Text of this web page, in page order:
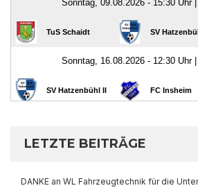
LETZTE BEITRÄGE
DANKE an WL Fahrzeugtechnik für die